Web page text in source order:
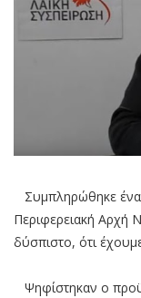
Συμπληρώθηκε ένα
Περιφερειακή Αρχή
δύσπιστο, ότι
Ψηφίστηκαν ο